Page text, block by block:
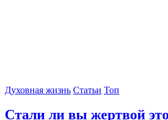
Духовная жизнь Статьи Топ
Стали ли вы жертвой